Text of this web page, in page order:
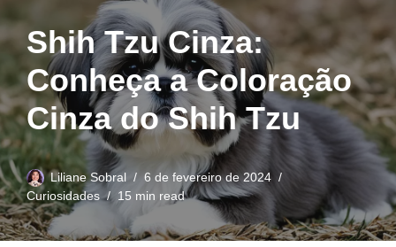
Shih Tzu Cinza:
Conheça a Coloração
Cinza do Shih Tzu
Liliane Sobral
6 de fevereiro de 2024
Curiosidades
15 min read